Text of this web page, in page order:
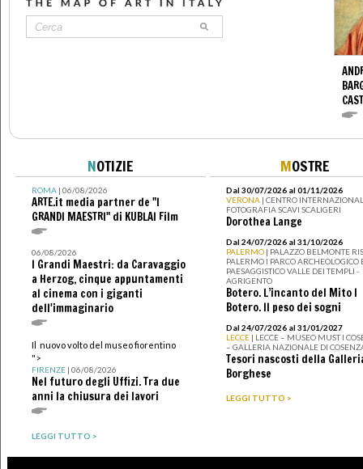
NOTIZIE
ROMA| 06/08/2026
ARTE.it media partner de "I
GRANDI MAESTRI" di KUBLAI Film
06/08/2026
I Grandi Maestri: da Caravaggio
a Herzog, cinque appuntamenti
al cinema con i giganti
dell'immaginario
Il nuovo volto del museo fiorentino
">
FIRENZE| 06/08/2026
Nel futuro degli Uffizi. Tra due
anni la chiusura dei lavori
LEGGI TUTTO >
MOSTRE
Dal 30/07/2026 al 01/11/2026
VERONA | CENTRO
FOTOGRAFIA SCAVI SCALIGERI
Dorothea Lange
Dal 24/07/2026 al 31/10/2026
PALERMO | PALAZZO BELMONTE
PALERMO I PARCO ARCHEOLOGICO
PAESAGGISTICO VALLE DEI TEMPLI -
AGRIGENTO
Botero. L’incanto del Mito I
Botero. Il peso dei sogni
Dal 24/07/2026 al 31/01/2027
LECCE | LECCE – MUSEO MUST I
– GALLERIA NAZIONALE DI
Tesori nascosti della
Borghese
LEGGI TUTTO >